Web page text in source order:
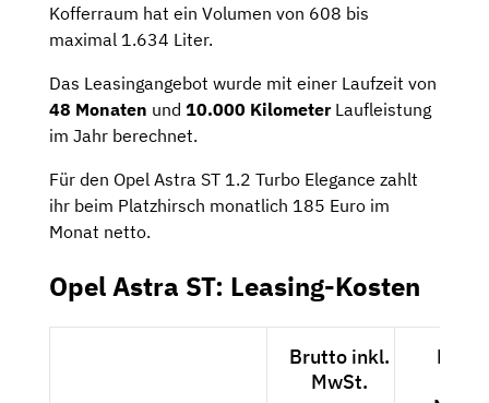
Kofferraum hat ein Volumen von 608 bis
maximal 1.634 Liter.
Das Leasingangebot wurde mit einer Laufzeit von
48 Monaten und 10.000 KilometerLaufleistung
im Jahr berechnet.
Für den Opel Astra ST 1.2 Turbo Elegance zahlt
ihr beim Platzhirsch monatlich 185 Euro im
Monat netto.
Opel Astra ST: Leasing-Kosten
Brutto inkl.
MwSt.
Netto